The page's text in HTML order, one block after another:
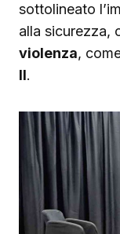
sottolineato
alla sicurezza,
violenza,
II.